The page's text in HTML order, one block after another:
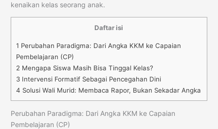
kenaikan kelas seorang anak.
Daftar isi
1 Perubahan Paradigma: Dari Angka KKM ke Capaian
Pembelajaran (CP)
2 Mengapa Siswa Masih Bisa Tinggal Kelas?
3Intervensi Formatif Sebagai Pencegahan Dini
4 Solusi Wali Murid: Membaca Rapor, Bukan Sekadar Angka
Perubahan Paradigma: Dari Angka KKM ke Capaian
Pembelajaran (CP)